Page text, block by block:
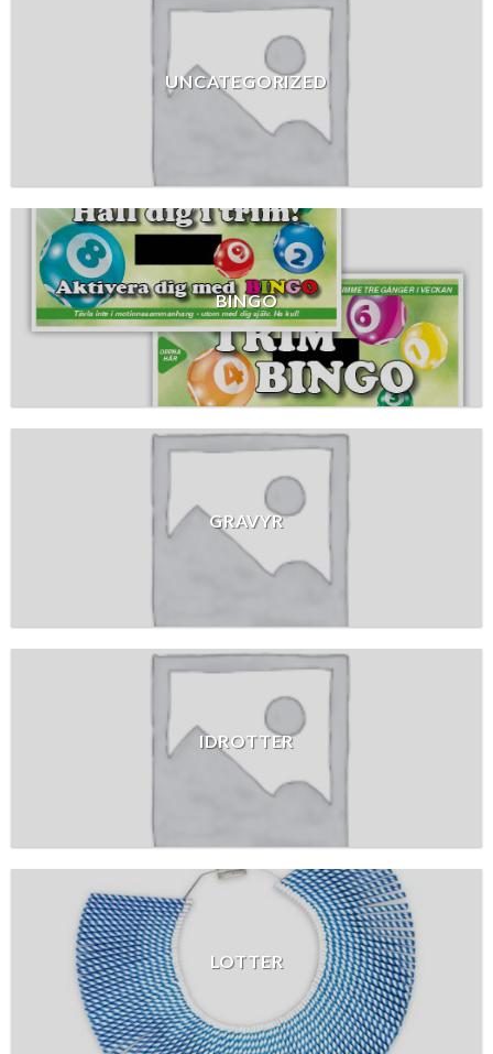
UNCATEGORIZED
BINGO
GRAVYR
IDROTTER
LOTTER